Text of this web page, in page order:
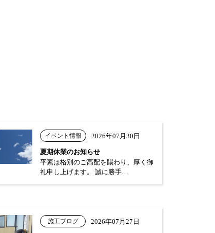
イベント情報 2026年07月30日
夏期休業のお知らせ
平素は格別のご高配を賜わり、厚く御
礼申し上げます。 誠に勝手…
施工ブログ 2026年07月27日